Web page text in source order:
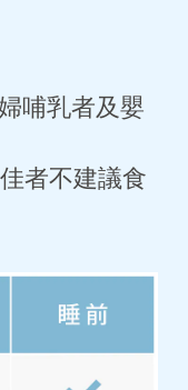
哺乳者及嬰
者不建議食